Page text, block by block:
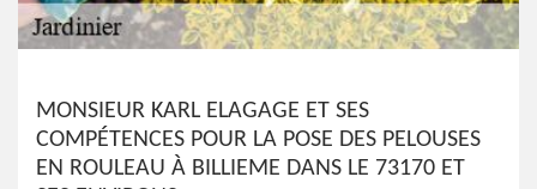
MONSIEUR KARL ELAGAGE ET SES
COMPÉTENCES POUR LA POSE DES PELOUSES
EN ROULEAU À BILLIEME DANS LE 73170 ET